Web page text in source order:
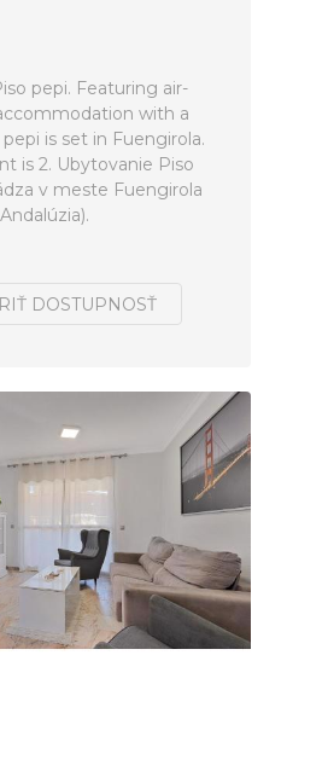
pepi. Featuring air-
with a
is set in Fuengirola.
is 2. Ubytovanie Piso
v meste Fuengirola
DOSTUPNOSŤ